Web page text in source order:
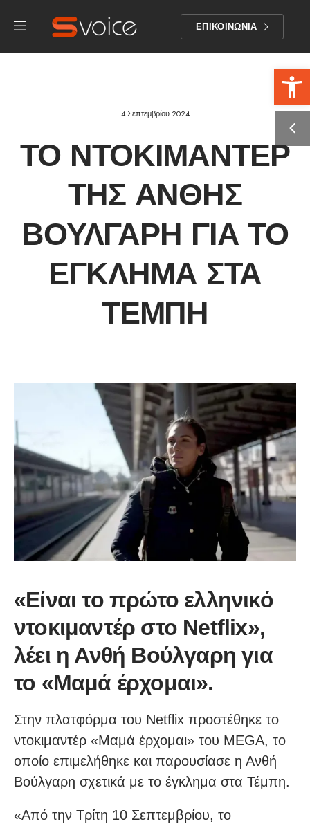
ΕΠΙΚΟΙΝΩΝΙΑ
4 Σεπτεμβρίου 2024
ΤΟ ΝΤΟΚΙΜΑΝΤΈΡ
ΤΗΣ ΑΝΘΉΣ
ΒΟΎΛΓΑΡΗ ΓΙΑ ΤΟ
ΈΓΚΛΗΜΑ ΣΤΑ
ΤΈΜΠΗ
«Είναι το πρώτο ελληνικό
ντοκιμαντέρ στο Netflix»,
λέει η Ανθή Βούλγαρη για
το «Μαμά έρχομαι».
Στην πλατφόρμα του Netflix προστέθηκε το
ντοκιμαντέρ «Μαμά έρχομαι» του MEGA, το
οποίο επιμελήθηκε και παρουσίασε η Ανθή
Βούλγαρη σχετικά με το έγκλημα στα Τέμπη.
«Από την Τρίτη 10 Σεπτεμβρίου, το